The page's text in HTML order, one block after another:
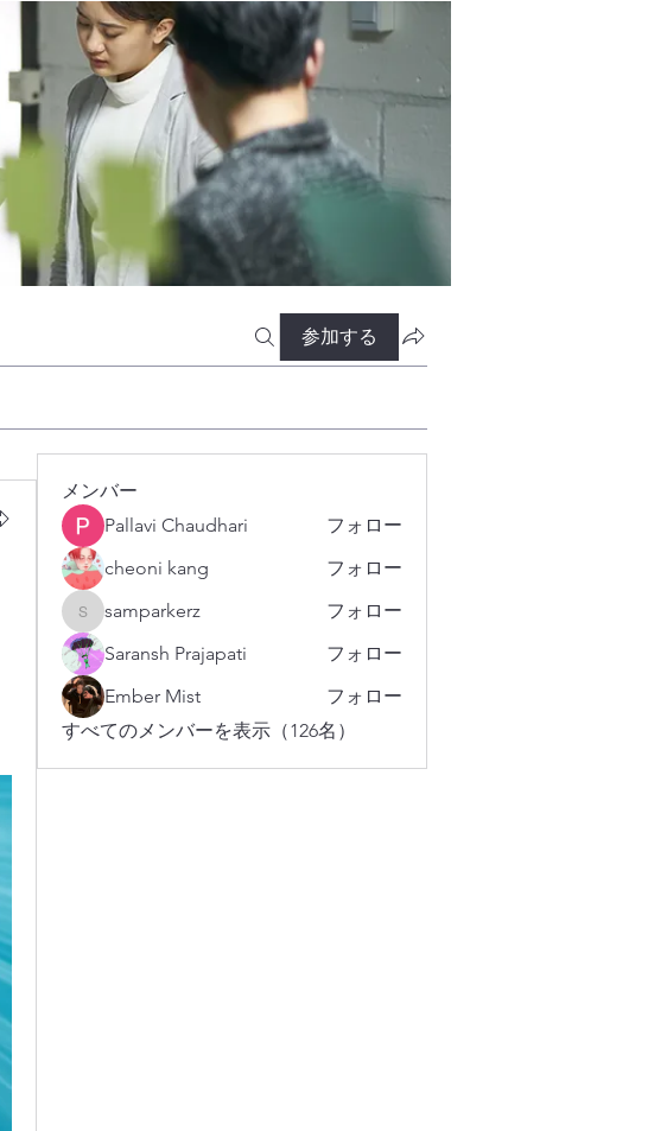
参加する
メンバー
Pallavi Chaudhari
フォロー
cheoni kang
フォロー
samparkerz
samparkerz
フォロー
Saransh Prajapati
フォロー
Ember Mist
フォロー
すべてのメンバーを表示（126名）